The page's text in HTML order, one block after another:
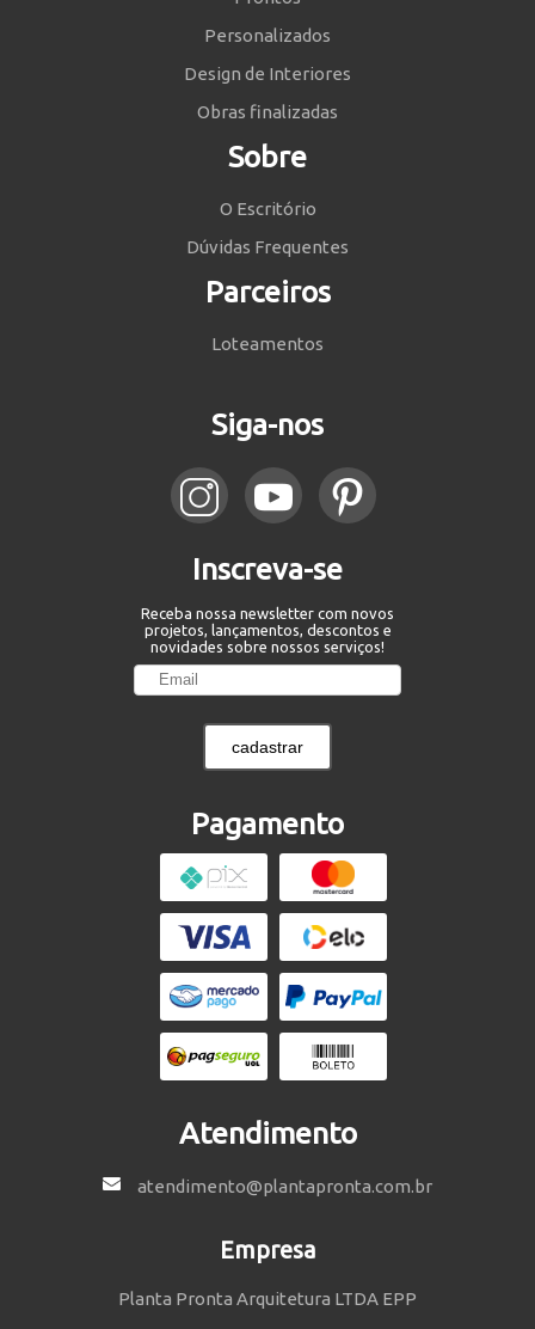
Personalizados
Design de Interiores
Obras finalizadas
Sobre
O Escritório
Dúvidas Frequentes
Parceiros
Loteamentos
Siga-nos
Inscreva-se
Receba nossa newsletter com novos
projetos, lançamentos, descontos e
novidades sobre nossos serviços!
cadastrar
Pagamento
Atendimento
atendimento@plantapronta.com.br
Empresa
Planta Pronta Arquitetura LTDA EPP